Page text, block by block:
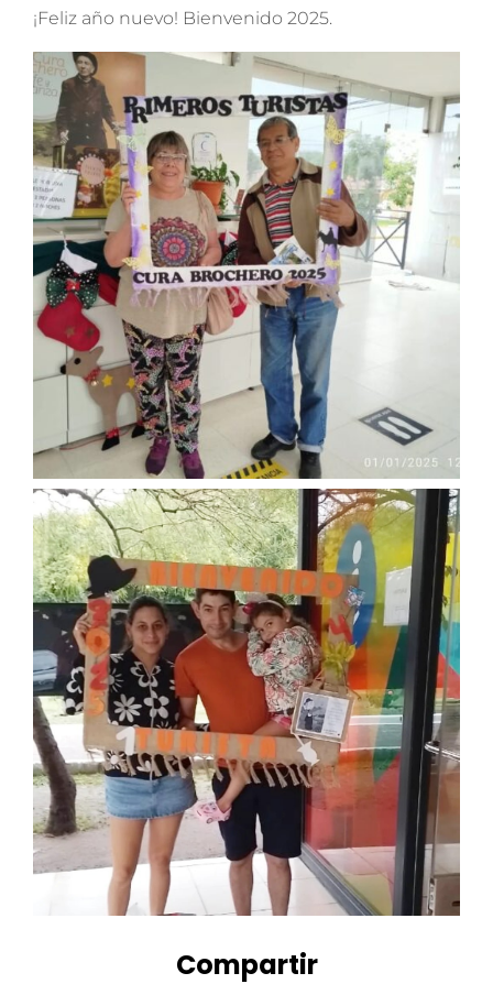
¡Feliz año nuevo! Bienvenido 2025.
Compartir